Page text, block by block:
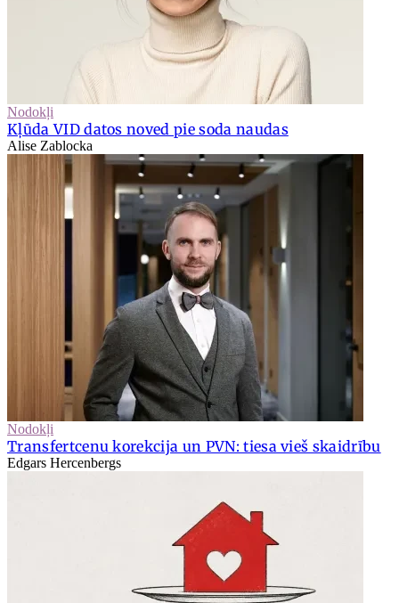
Nodokļi
Kļūda VID datos noved pie soda naudas
Alise Zablocka
Nodokļi
Transfertcenu korekcija un PVN: tiesa vieš skaidrību
Edgars Hercenbergs